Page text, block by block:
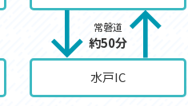
常磐道
約50分
水戸IC